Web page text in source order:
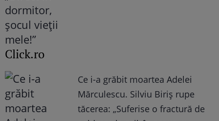
Click.ro
Ce i-a grăbit moartea Adelei
Mărculescu. Silviu Biriș rupe
tăcerea: „Suferise o fractură de